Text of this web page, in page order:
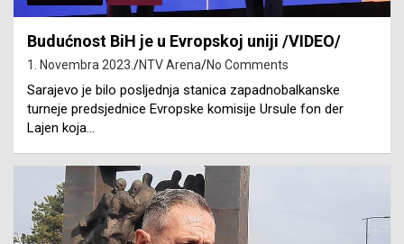
Budućnost BiH je u Evropskoj uniji /VIDEO/
1. Novembra 2023. NTV Arena No Comments
Sarajevo je bilo posljednja stanica zapadnobalkanske
turneje predsjednice Evropske komisije Ursule fon der
Lajen koja…